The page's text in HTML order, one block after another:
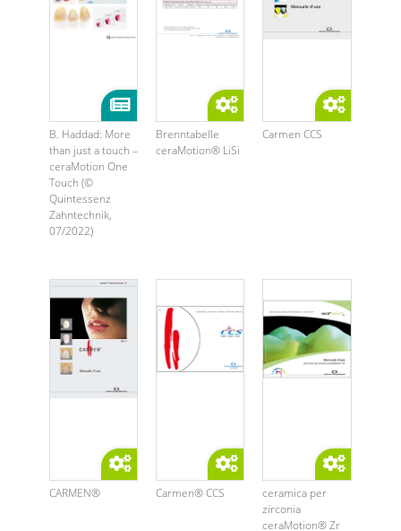
B. Haddad: More
than just a touch –
ceraMotion One
Touch (©
Quintessenz
Zahntechnik,
07/2022)
Brenntabelle
ceraMotion® LiSi
Carmen CCS
CARMEN® Carmen® CCS
ceramica per
zirconia
ceraMotion® Zr